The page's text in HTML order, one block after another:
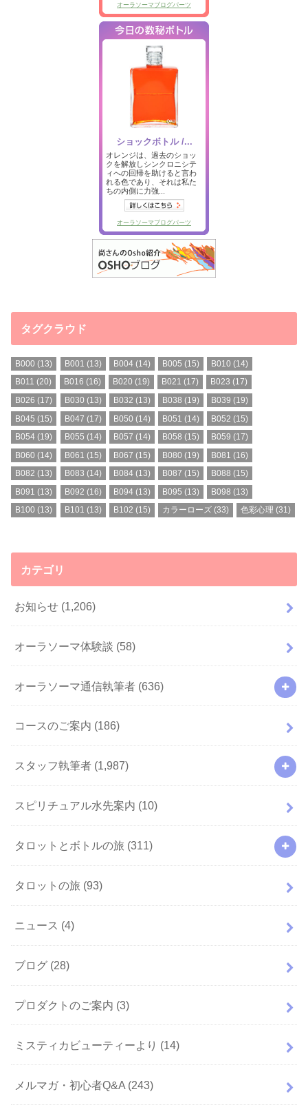
タグクラウド
B000 (13) B001 (13) B004(14) B005 (15) B010 (14)
B011 (20) B016 (16) B020 (19) B021 (17) B023 (17)
B026 (17) B030 (13) B032 (13) B038 (19) B039 (19)
B045 (15) B047 (17) B050 (14) B051 (14) B052 (15)
B054 (19) B055 (14) B057 (14) B058 (15) B059 (17)
B060 (14) B061 (15) B067 (15) B080 (19) B081 (16)
B082 (13) B083 (14) B084(13) B087 (15) B088 (15)
B091 (13) B092 (16) B094(13) B095 (13) B098 (13)
B100 (13) B101 (13) B102 (15) カラーローズ (33) 色彩心理 (31)
カテゴリ
お知らせ (1,206)
オーラソーマ体験談 (58)
オーラソーマ通信執筆者 (636)
コースのご案内 (186)
スタッフ執筆者 (1,987)
スピリチュアル水先案内 (10)
タロットとボトルの旅 (311)
タロットの旅 (93)
ニュース (4)
ブログ (28)
プロダクトのご案内 (3)
ミスティカビューティーより (14)
メルマガ・初心者Q&A (243)